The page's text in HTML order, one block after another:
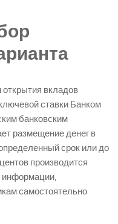
вкладов
ставки Банком
банковским
размещение денег в
срок или до
производится
информации,
самостоятельно